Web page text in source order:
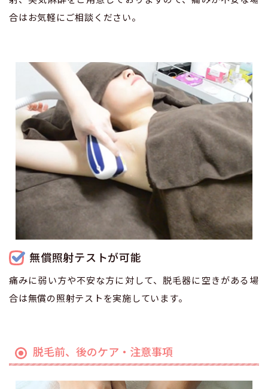
合はお気軽にご相談ください。
無償照射テストが可能
痛みに弱い方や不安な方に対して、脱毛器に空きがある場
合は無償の照射テストを実施しています。
脱毛前、後のケア・注意事項